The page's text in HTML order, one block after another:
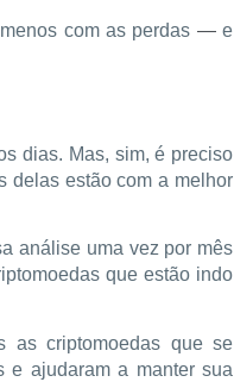
com as perdas —e
dias. Mas, sim, é preciso
delas estão com a melhor
análise uma vez por mês
que estão indo
as criptomoedas que se
e ajudaram a manter sua